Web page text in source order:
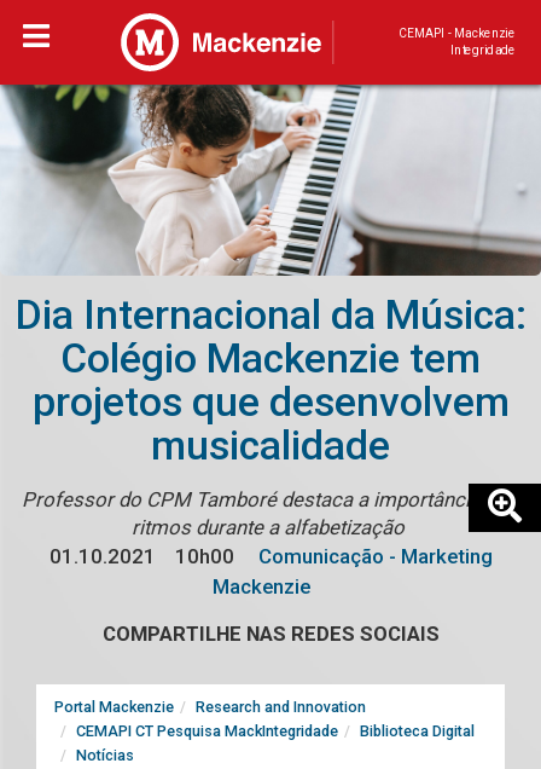
CEMAPI - Mackenzie
Integridade
Dia Internacional da Música:
Colégio Mackenzie tem
projetos que desenvolvem
musicalidade
Professor do CPM Tamboré destaca a importância dos
ritmos durante a alfabetização
01.10.2021
10h00
Comunicação - Marketing
Mackenzie
COMPARTILHE NAS REDES SOCIAIS
Portal Mackenzie
Research and Innovation
CEMAPI CT Pesquisa MackIntegridade
Biblioteca Digital
Notícias